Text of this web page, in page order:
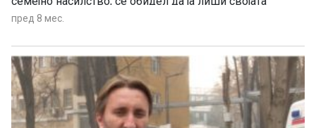
сопруга од живот
пред 8 мес.